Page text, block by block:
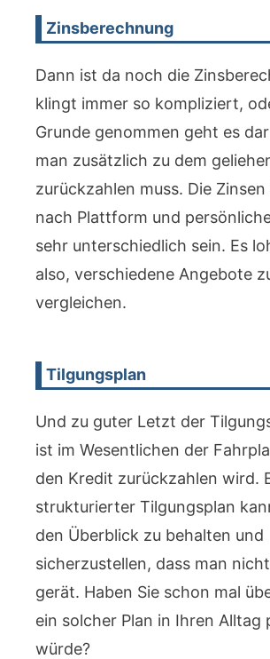
Zinsberechnung
Dann ist da noch die
klingt immer so kompliziert,
Grunde genommen geht es
man zusätzlich zu dem
zurückzahlen muss. Die
nach Plattform und
sehr unterschiedlich sein. Es
also, verschiedene Angebote
vergleichen.
Tilgungsplan
Und zu guter Letzt der
ist im Wesentlichen der
den Kredit zurückzahlen wird.
strukturierter Tilgungsplan
den Überblick zu behalten und
sicherzustellen, dass man
gerät. Haben Sie schon mal
ein solcher Plan in Ihren Alltag
würde?